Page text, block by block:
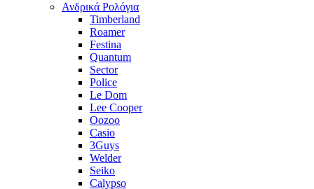
Ανδρικά Ρολόγια
Timberland
Roamer
Festina
Quantum
Sector
Police
Le Dom
Lee Cooper
Oozoo
Casio
3Guys
Welder
Seiko
Calypso